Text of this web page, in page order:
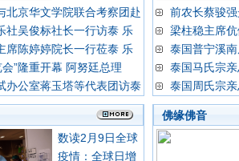
北京华文学院联合考察团赴
社吴俊标社长一行访泰 乐
席陈婷婷院长一行莅泰 乐
”隆重开幕 阿努廷总理
办公室蒋玉塔等代表团访泰
前农长蔡骏
梁柱稳主席
泰国普宁溪
泰国马氏宗
泰国周氏宗
数读2月9日全球
疫情：全球日增
佛缘佛音